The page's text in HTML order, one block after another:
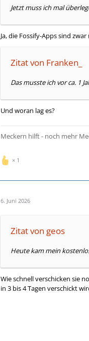
Jetzt muss ich mal
Ja, die Fossify-Apps sind
Zitat von Franken_
Das musste ich vor ca. 1
Und woran lag es?
Meckern hilft - noch mehr
1
6. Juni 2026
Zitat von geos
Heute kam mein
Wie schnell verschicken sie
in 3 bis 4 Tagen verschickt